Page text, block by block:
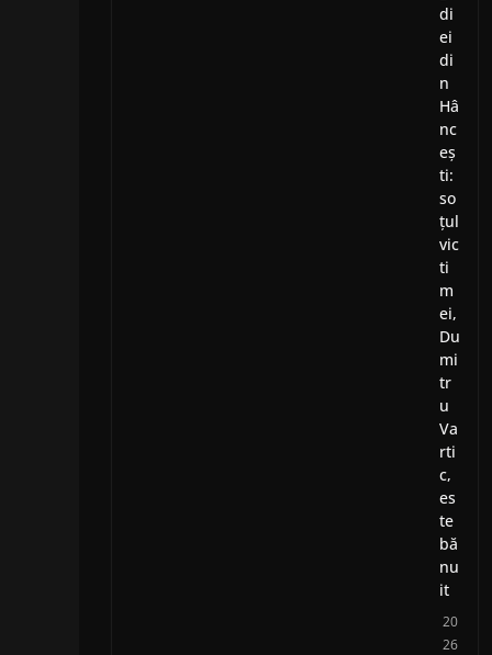
di
ei
di
n
Hâ
nc
eș
ti:
so
țul
vic
ti
m
ei,
Du
mi
tr
u
Va
rti
c,
es
te
bă
nu
it
20
26